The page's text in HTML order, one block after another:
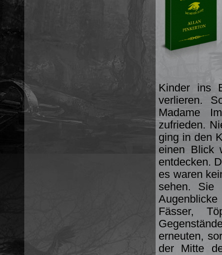
Kinder ins
verlieren.
Madame
zufrieden.
ging in den
einen Blick
entdecken.
es waren
sehen. Sie
Fässer,
erneuten,
der Mitte